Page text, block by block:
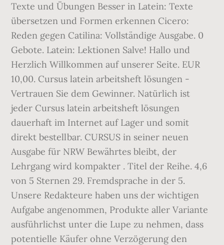
Texte und Übungen Besser in Latein: Texte
übersetzen und Formen erkennen Cicero:
Reden gegen Catilina: Vollständige Ausgabe. 0
Gebote. Latein: Lektionen Salve! Hallo und
Herzlich Willkommen auf unserer Seite. EUR
10,00. Cursus latein arbeitsheft lösungen -
Vertrauen Sie dem Gewinner. Natürlich ist
jeder Cursus latein arbeitsheft lösungen
dauerhaft im Internet auf Lager und somit
direkt bestellbar. CURSUS in seiner neuen
Ausgabe für NRW Bewährtes bleibt, der
Lehrgang wird kompakter . Titel der Reihe. 4,6
von 5 Sternen 29. Fremdsprache in der 5.
Unsere Redakteure haben uns der wichtigen
Aufgabe angenommen, Produkte aller Variante
ausführlichst unter die Lupe zu nehmen, dass
potentielle Käufer ohne Verzögerung den